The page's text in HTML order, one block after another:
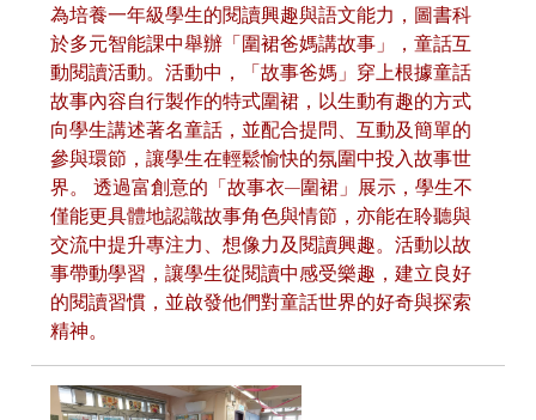
為培養一年級學生的閱讀興趣與語文能力，圖書科
於多元智能課中舉辦「圍裙爸媽講故事」，童話互
動閱讀活動。活動中，「故事爸媽」穿上根據童話
故事內容自行製作的特式圍裙，以生動有趣的方式
向學生講述著名童話，並配合提問、互動及簡單的
參與環節，讓學生在輕鬆愉快的氛圍中投入故事世
界。 透過富創意的「故事衣—圍裙」展示，學生不
僅能更具體地認識故事角色與情節，亦能在聆聽與
交流中提升專注力、想像力及閱讀興趣。活動以故
事帶動學習，讓學生從閱讀中感受樂趣，建立良好
的閱讀習慣，並啟發他們對童話世界的好奇與探索
精神。